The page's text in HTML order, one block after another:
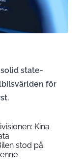
state-
för
Kina
stod på